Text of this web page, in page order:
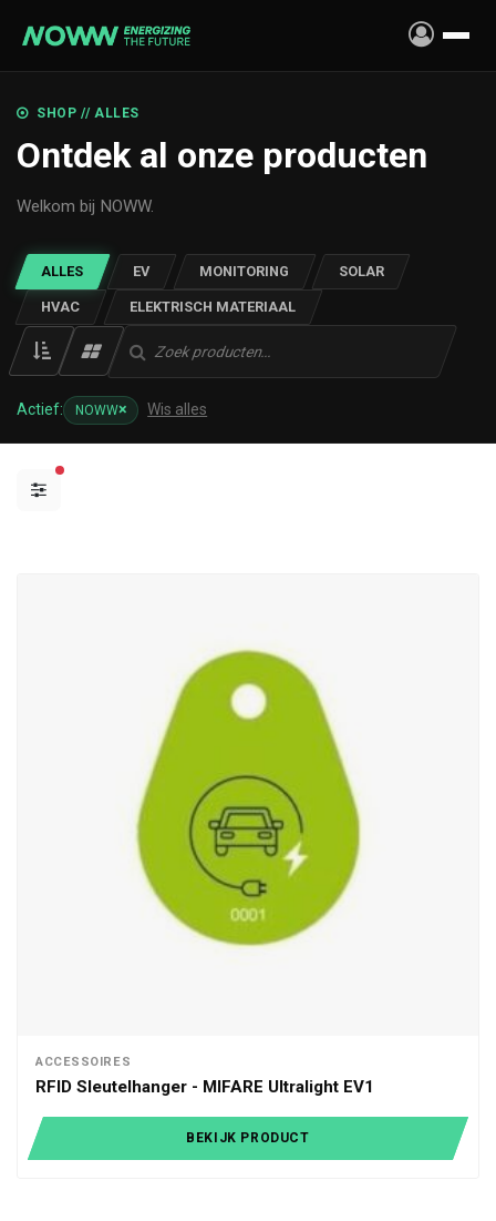
SHOP // ALLES
Ontdek al onze producten
Welkom bij NOWW.
ALLES EV MONITORING SOLAR
HVAC ELEKTRISCH MATERIAAL
Actief: NOWW× Wis alles
actieve filters
ACCESSOIRES
RFID Sleutelhanger - MIFARE Ultralight EV1
BEKIJK PRODUCT